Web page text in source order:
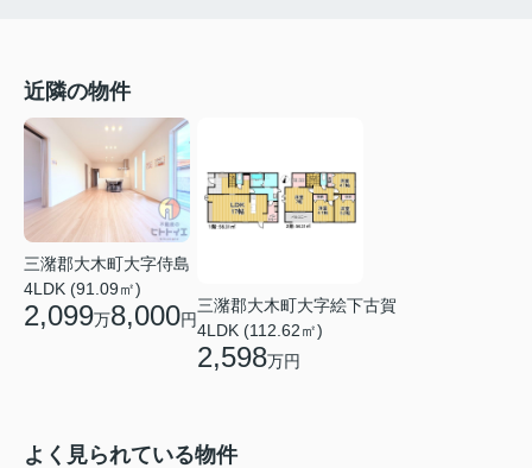
近隣の物件
三潴郡大木町大字侍島
4LDK (91.09㎡)
2,099万8,000円
三潴郡大木町大字絵下古賀
4LDK (112.62㎡)
2,598万円
よく見られている物件